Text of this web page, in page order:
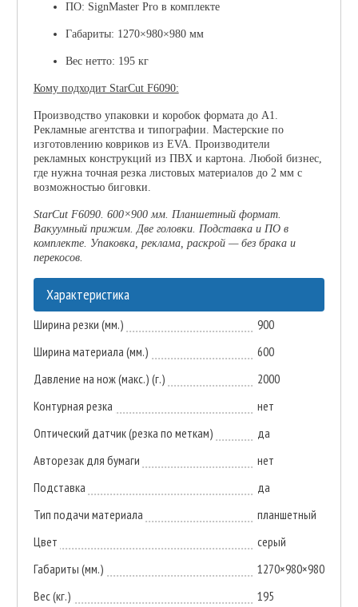
ПО: SignMaster Pro в комплекте
Габариты: 1270×980×980 мм
Вес нетто: 195 кг
Кому подходит StarCut F6090:
Производство упаковки и коробок формата до A1.
Рекламные агентства и типографии. Мастерские по
изготовлению ковриков из EVA. Производители
рекламных конструкций из ПВХ и картона. Любой бизнес,
где нужна точная резка листовых материалов до 2 мм с
возможностью биговки.
StarCut F6090. 600×900 мм. Планшетный формат.
Вакуумный прижим. Две головки. Подставка и ПО в
комплекте. Упаковка, реклама, раскрой — без брака и
перекосов.
Характеристика
Ширина резки (мм.)
900
Ширина материала (мм.)
600
Давление на нож (макс.) (г.)
2000
Контурная резка
нет
Оптический датчик (резка по меткам)
да
Авторезак для бумаги
нет
Подставка
да
Тип подачи материала
планшетный
Цвет
серый
Габариты (мм.)
1270×980×980
Вес (кг.)
195